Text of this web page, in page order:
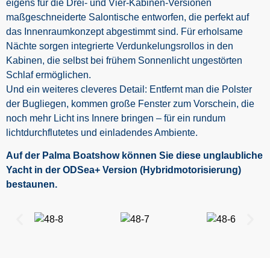
eigens für die Drei- und Vier-Kabinen-Versionen
maßgeschneiderte Salontische entworfen, die perfekt auf
das Innenraumkonzept abgestimmt sind. Für erholsame
Nächte sorgen integrierte Verdunkelungsrollos in den
Kabinen, die selbst bei frühem Sonnenlicht ungestörten
Schlaf ermöglichen.
Und ein weiteres cleveres Detail: Entfernt man die Polster
der Bugliegen, kommen große Fenster zum Vorschein, die
noch mehr Licht ins Innere bringen – für ein rundum
lichtdurchflutetes und einladendes Ambiente.
Auf der Palma Boatshow können Sie diese unglaubliche
Yacht in der ODSea+ Version (Hybridmotorisierung)
bestaunen.